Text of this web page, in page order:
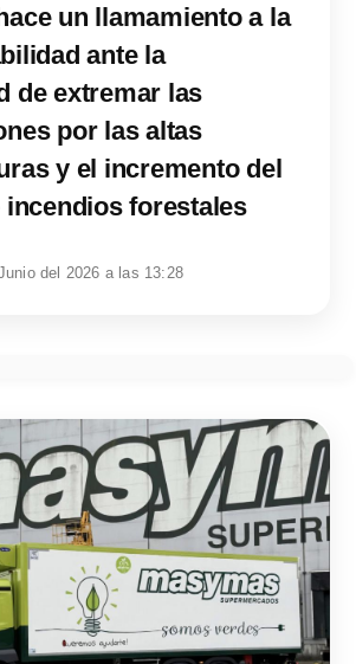
un llamamiento a la
ante la
de extremar las
por las altas
y el incremento del
incendios forestales
del 2026 a las 13:28